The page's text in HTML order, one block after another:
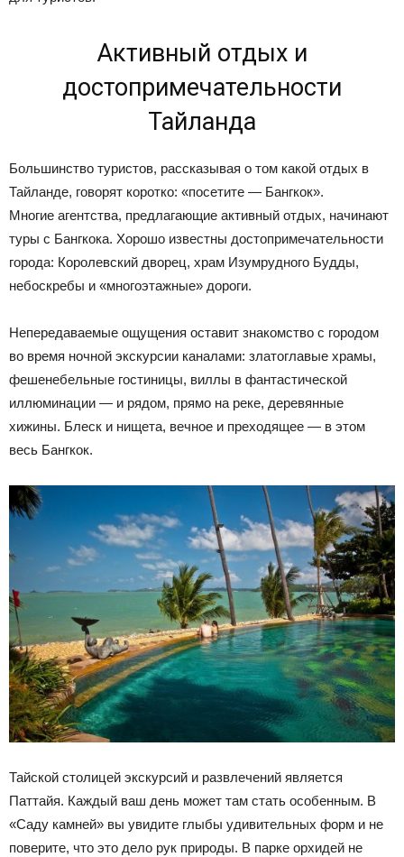
Активный отдых и
достопримечательности
Тайланда
Большинство туристов, рассказывая о том какой отдых в
Тайланде, говорят коротко: «посетите — Бангкок».
Многие агентства, предлагающие активный отдых, начинают
туры с Бангкока. Хорошо известны достопримечательности
города: Королевский дворец, храм Изумрудного Будды,
небоскребы и «многоэтажные» дороги.
Непередаваемые ощущения оставит знакомство с городом
во время ночной экскурсии каналами: златоглавые храмы,
фешенебельные гостиницы, виллы в фантастической
иллюминации — и рядом, прямо на реке, деревянные
хижины. Блеск и нищета, вечное и преходящее — в этом
весь Бангкок.
Тайской столицей экскурсий и развлечений является
Паттайя. Каждый ваш день может там стать особенным. В
«Саду камней» вы увидите глыбы удивительных форм и не
поверите, что это дело рук природы. В парке орхидей не